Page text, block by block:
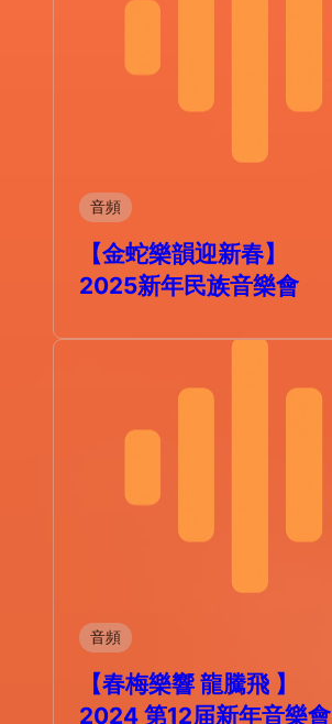
音頻
【金蛇樂韻迎新春】
2025新年民族音樂會
音頻
【春梅樂響 龍騰飛 】
2024 第12届新年音樂會